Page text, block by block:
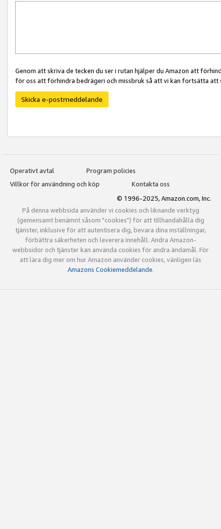
Genom att skriva de tecken du ser i rutan hjälper du Amazon att
för oss att förhindra bedrägeri och missbruk så att vi kan fortsätta
Skicka e-postmeddelande
Operativt avtal
Program policies
Villkor för användning och köp
Kontakta oss
© 1996-2025, Amazon.com, Inc.
På denna webbsida använder vi cookies och liknande verktyg
(gemensamt benämnt såsom "cookies") för att tillhandahålla dig
tjänster, inklusive för att autentisera dig, bevara dina inställningar,
förbättra säkerheten och leverera innehåll. Andra Amazon-
webbsidor och tjänster kan använda cookies för andra ändamål. För
att lära dig mer om hur Amazon använder cookies, vänligen läs
Amazons Cookiemeddelande.